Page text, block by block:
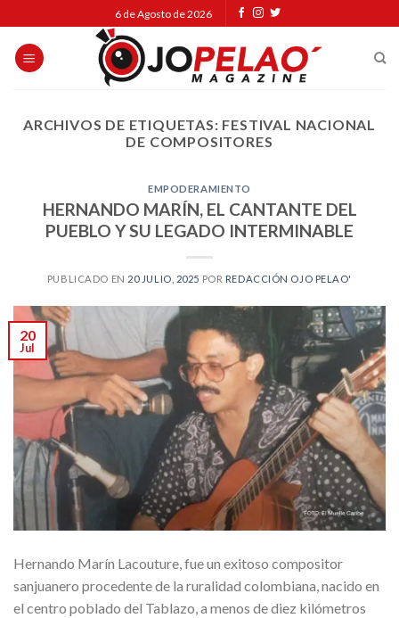
to
content
6 de Agosto de 2026
ARCHIVOS DE ETIQUETAS: FESTIVAL NACIONAL
DE COMPOSITORES
EMPODERAMIENTO
HERNANDO MARÍN, EL CANTANTE DEL
PUEBLO Y SU LEGADO INTERMINABLE
PUBLICADO EN 20 JULIO, 2025 POR REDACCIÓN OJO PELAO'
20
Jul
Hernando Marín Lacouture, fue un exitoso compositor
sanjuanero procedente de la ruralidad colombiana, nacido en
el centro poblado del Tablazo, a menos de diez kilómetros